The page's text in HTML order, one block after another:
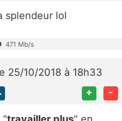
splendeur lol
471 Mb/s
25/10/2018 à 18h33
+ -